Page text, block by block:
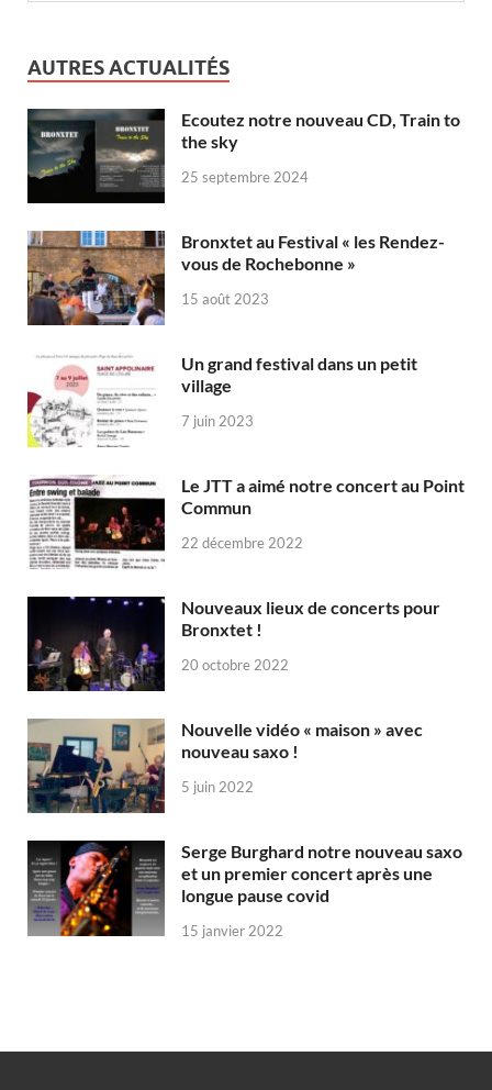
AUTRES ACTUALITÉS
Ecoutez notre nouveau CD, Train to
the sky
25 septembre 2024
Bronxtet au Festival « les Rendez-
vous de Rochebonne »
15 août 2023
Un grand festival dans un petit
village
7 juin 2023
Le JTT a aimé notre concert au Point
Commun
22 décembre 2022
Nouveaux lieux de concerts pour
Bronxtet !
20 octobre 2022
Nouvelle vidéo « maison » avec
nouveau saxo !
5 juin 2022
Serge Burghard notre nouveau saxo
et un premier concert après une
longue pause covid
15 janvier 2022